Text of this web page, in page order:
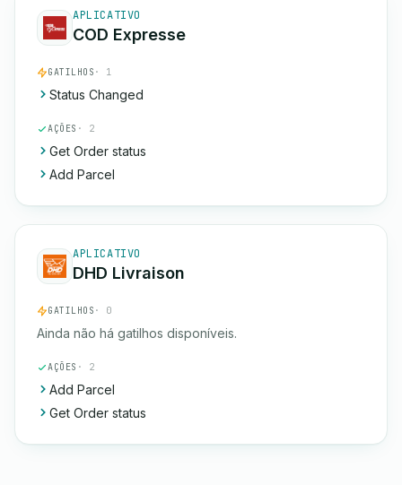
APLICATIVO
COD Expresse
GATILHOS · 1
Status Changed
AÇÕES · 2
Get Order status
Add Parcel
APLICATIVO
DHD Livraison
GATILHOS · 0
Ainda não há gatilhos disponíveis.
AÇÕES · 2
Add Parcel
Get Order status